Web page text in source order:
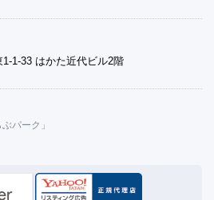
1-33 はかた近代ビル2階
パーク」